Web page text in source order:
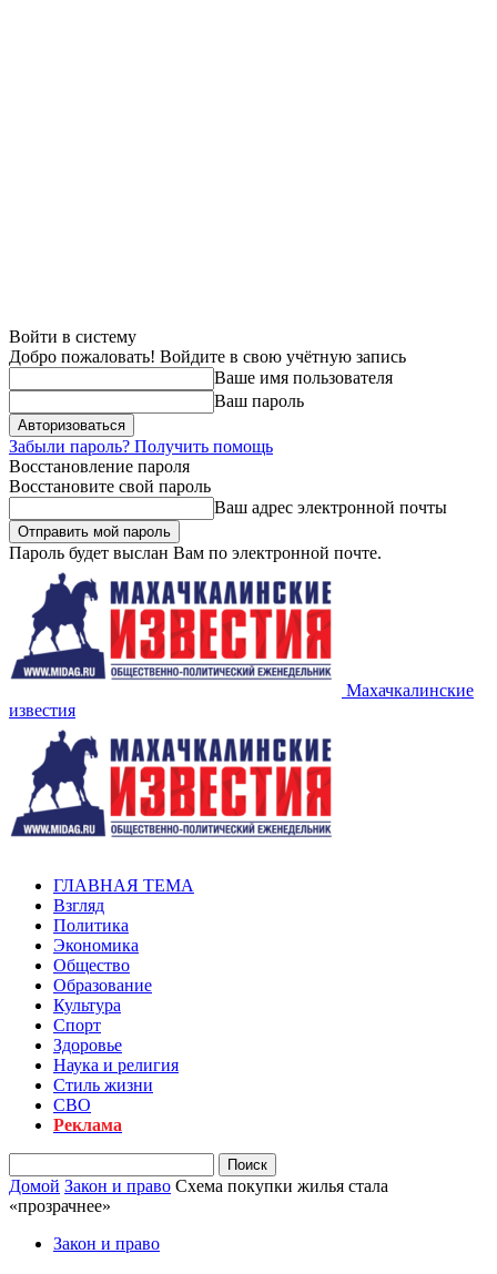
Войти в систему
Добро пожаловать! Войдите в свою учётную запись
Ваше имя пользователя
Ваш пароль
Забыли пароль? Получить помощь
Восстановление пароля
Восстановите свой пароль
Ваш адрес электронной почты
Пароль будет выслан Вам по электронной почте.
Махачкалинские
известия
ГЛАВНАЯ ТЕМА
Взгляд
Политика
Экономика
Общество
Образование
Культура
Спорт
Здоровье
Наука и религия
Стиль жизни
СВО
Реклама
Домой Закон и право Схема покупки жилья стала
«прозрачнее»
Закон и право